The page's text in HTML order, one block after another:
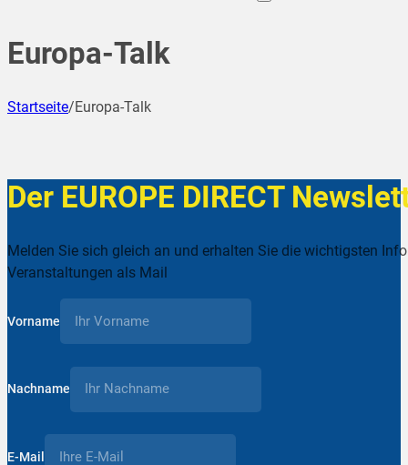
Europa-Talk
Startseite/Europa-Talk
Der EUROPE DIRECT
Melden Sie sich gleich an und erhalten Sie die wichtigsten
Veranstaltungen als Mail
Vorname
Nachname
E-Mail